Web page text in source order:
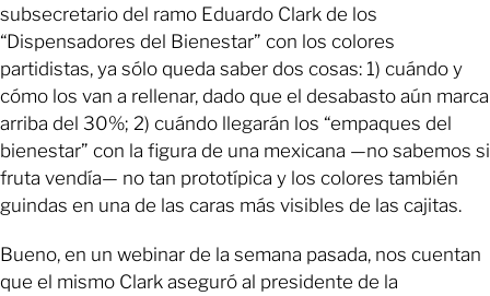
subsecretario del ramo Eduardo Clark de los
“Dispensadores del Bienestar” con los colores
partidistas, ya sólo queda saber dos cosas: 1) cuándo y
cómo los van a rellenar, dado que el desabasto aún marca
arriba del 30%; 2) cuándo llegarán los “empaques del
bienestar” con la figura de una mexicana —no sabemos si
fruta vendía— no tan prototípica y los colores también
guindas en una de las caras más visibles de las cajitas.
Bueno, en un webinar de la semana pasada, nos cuentan
que el mismo Clark aseguró al presidente de la